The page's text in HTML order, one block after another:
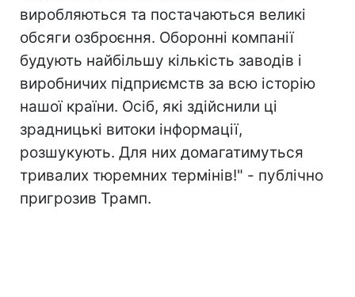
виробляються та постачаються великі
обсяги озброєння. Оборонні компанії
будують найбільшу кількість заводів і
виробничих підприємств за всю історію
нашої країни. Осіб, які здійснили ці
зрадницькі витоки інформації,
розшукують. Для них домагатимуться
тривалих тюремних термінів!" - публічно
пригрозив Трамп.